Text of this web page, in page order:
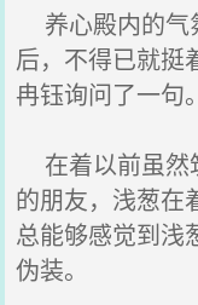
养心殿内的气
后，不得已就挺
冉钰询问了一句。
在着以前虽然
的朋友，浅葱在
总能够感觉到浅
伪装。